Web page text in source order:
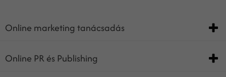
Online marketing tanácsadás
Online PR és Publishing